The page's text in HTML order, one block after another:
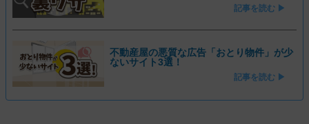
記事を読む ▶
不動産屋の悪質な広告「おとり物件」が少
ないサイト3選！
記事を読む ▶